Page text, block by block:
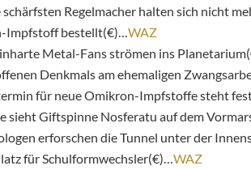
schärfsten Regelmacher halten sich nicht
Impfstoff bestellt(€)… WAZ
Metal-Fans strömen ins
Denkmals am ehemaligen
für neue Omikron-Impfstoffe steht
sieht Giftspinne Nosferatu auf dem
erforschen die Tunnel unter der
für Schulformwechsler(€)… WAZ